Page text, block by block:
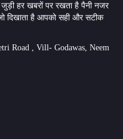
हर खबरों पर रखता है पैनी नजर
दिखाता है आपको सही और सटीक
Road , Vill- Godawas, Neem